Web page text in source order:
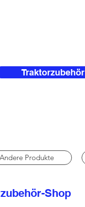
Andere Produkte
Shop